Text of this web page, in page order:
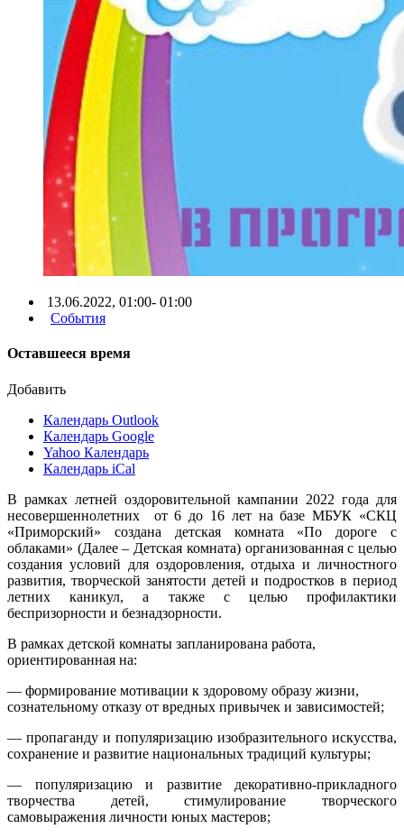
13.06.2022, 01:00- 01:00
События
Оставшееся время
Добавить
Календарь Outlook
Календарь Google
Yahoo Календарь
Календарь iCal
В рамках летней оздоровительной кампании 2022 года для
несовершеннолетних от 6 до 16 лет на базе МБУК «СКЦ
«Приморский» создана детская комната «По дороге с
облаками» (Далее – Детская комната) организованная с целью
создания условий для оздоровления, отдыха и личностного
развития, творческой занятости детей и подростков в период
летних каникул, а также с целью профилактики
беспризорности и безнадзорности.
В рамках детской комнаты запланирована работа,
ориентированная на:
— формирование мотивации к здоровому образу жизни,
сознательному отказу от вредных привычек и зависимостей;
— пропаганду и популяризацию изобразительного искусства,
сохранение и развитие национальных традиций культуры;
— популяризацию и развитие декоративно-прикладного
творчества детей, стимулирование творческого
самовыражения личности юных мастеров;